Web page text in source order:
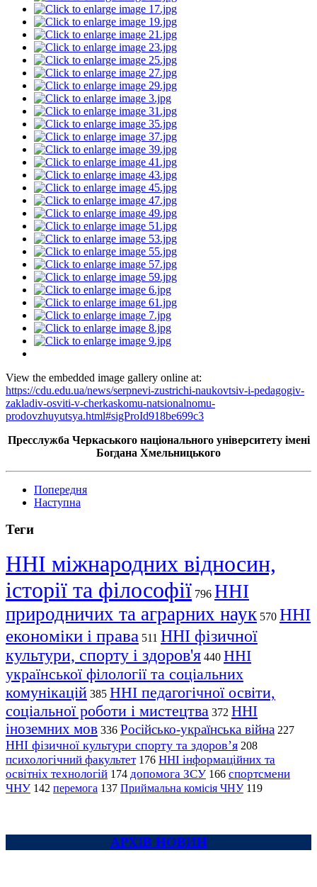
View the embedded image gallery online at:
https://cdu.edu.ua/news/serpnevi-zustrichi-naukovtsiv-i-pedagogiv-
zakladiv-osviti-v-cherkaskomu-natsionalnomu-
prodovzhuyutsya.html#sigProId918be699c3
Пресслужба Черкаського національного університету імені
Богдана Хмельницького
Попередня
Наступна
Теги
ННІ міжнародних відносин,
історії та філософії 796 ННІ
природничих та аграрних наук 570 ННІ
економіки і права 511 ННІ фізичної
культури, спорту і здоров'я 440 ННІ
української філології та соціальних
комунікацій 385 ННІ педагогічної освіти,
соціальної роботи і мистецтва 372 ННІ
іноземних мов 336 Російсько-українська війна 227
ННІ фізичної культури спорту та здоров’я 208
психологічний факультет 176 ННІ інформаційних та
освітніх технологій 174 допомога ЗСУ 166 спортсмени
ЧНУ 142 перемога 137 Приймальна комісія ЧНУ 119
АРХІВ НОВИН